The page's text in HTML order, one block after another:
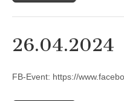
26.04.2024
FB-Event: https://